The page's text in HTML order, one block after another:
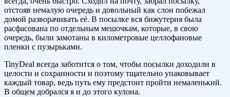
отстояв немалую очередь и довольный как слон побежал
домой разворачивать её. В посылке вся бижутерия была
расфасована по отдельным мешочкам, которые, в свою
очередь, были замотаны в километровые целлофановые
пленки с пузырьками.
TinyDeal всегда заботится о том, чтобы посылки доходили в
целости и сохранности и поэтому тщательно упаковывает
каждый товар, ведь путь ему предстоит пройти немаленький.
В общем добрался я и до этого кулона.